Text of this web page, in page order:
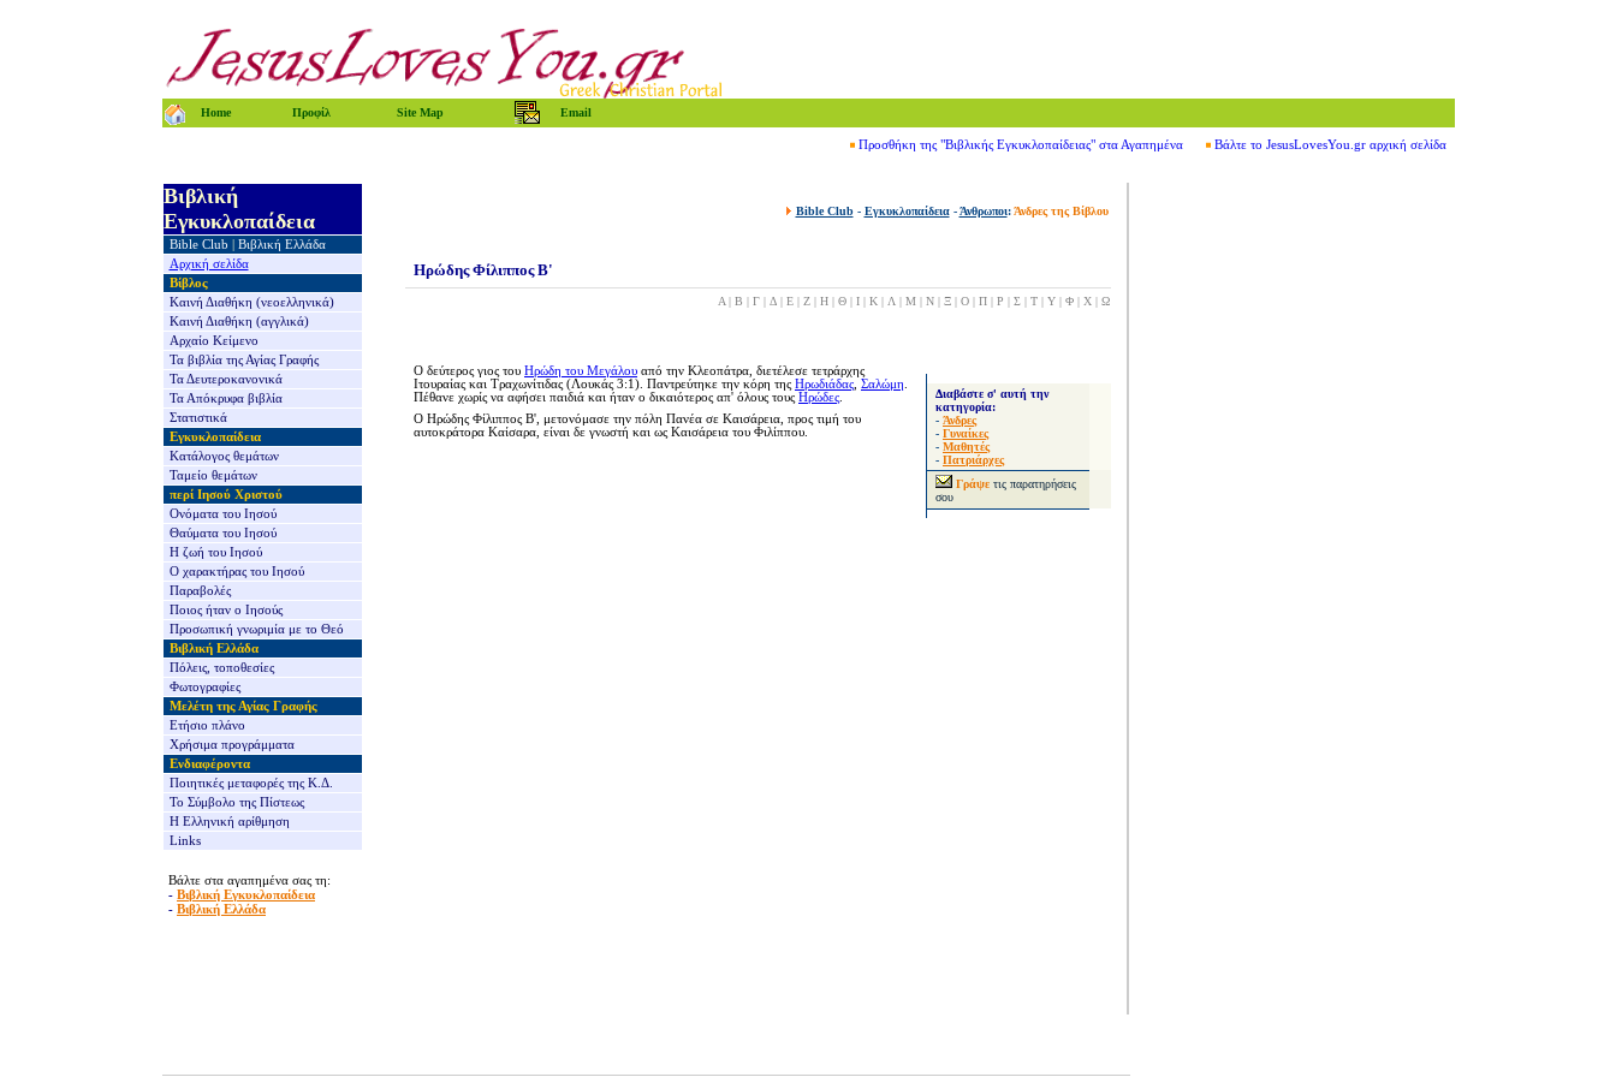
Home Προφίλ Site Map Email
Προσθήκη της "Βιβλικής Εγκυκλοπαίδειας" στα Αγαπημένα Βάλτε το JesusLovesYou.gr αρχική σελίδα
Βιβλική
Εγκυκλοπαίδεια
Bible Club
Βιβλική Ελλάδα
Αρχική σελίδα
Βίβλος
Καινή Διαθήκη (νεοελληνικά)
Καινή Διαθήκη (αγγλικά)
Αρχαίο Κείμενο
Τα βιβλία τηςΑγίας Γραφής
Τα Δευτεροκανονικά
Τα Απόκρυφα βιβλία
Στατιστικά
Εγκυκλοπαίδεια
Κατάλογος θεμάτων
Ταμείο θεμάτων
περί Ιησού Χριστού
Ονόματα του Ιησού
Θαύματα του Ιησού
Η ζωή του Ιησού
Ο χαρακτήρας του Ιησού
Παραβολές
Ποιος ήταν ο Ιησούς
Προσωπική γνωριμία με το Θεό
Βιβλική Ελλάδα
Πόλεις, τοποθεσίες
Φωτογραφίες
Μελέτη της Αγίας Γραφής
Ετήσιο πλάνο
Χρήσιμα προγράμματα
Ενδιαφέροντα
Ποιητικές μεταφορές της Κ.Δ.
Το Σύμβολο της Πίστεως
Η Ελληνική αρίθμηση
Links
Βάλτε στα αγαπημένα σας τη:
- Βιβλική Εγκυκλοπαίδεια
- Βιβλική Ελλάδα
Bible Club- Εγκυκλοπαίδεια-Άνθρωποι:Άνδρες της Βίβλου
Ηρώδης Φίλιππος Β'
Α | Β | Γ | Δ | Ε | Ζ | Η | Θ | Ι | Κ | Λ | Μ | Ν | Ξ | Ο | Π | Ρ | Σ | Τ | Υ | Φ | Χ | Ω
Διαβάστε σ' αυτή την
κατηγορία:
- Άνδρες
- Γυναίκες
- Μαθητές
- Πατριάρχες
Γράψε τις παρατηρήσεις
σου
Ο δεύτερος γιος του Ηρώδη του Μεγάλου από την Κλεοπάτρα, διετέλεσε τετράρχης
Ιτουραίας και Τραχωνίτιδας (Λουκάς 3:1). Παντρεύτηκε την κόρη της Ηρωδιάδας Σαλώμη
Πέθανε χωρίς να αφήσει παιδιά και ήταν ο δικαιότερος απ' όλους τους Ηρώδες
Ο Ηρώδης Φίλιππος Β', μετονόμασε την πόλη Πανέα σε Καισάρεια, προς τιμή του
αυτοκράτορα Καίσαρα, είναι δε γνωστή και ως Καισάρεια του Φιλίππου.